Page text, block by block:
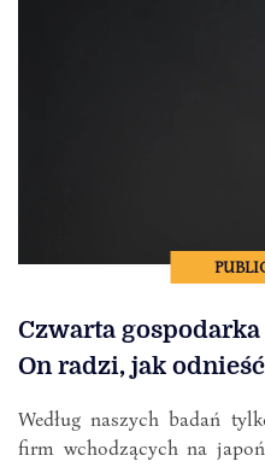
Czwarta
On radzi, jak
Według naszych badań
firm wchodzących na